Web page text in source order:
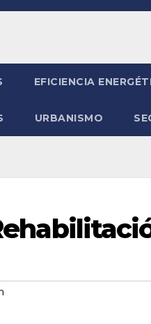
EFICIENCIA
URBANISMO